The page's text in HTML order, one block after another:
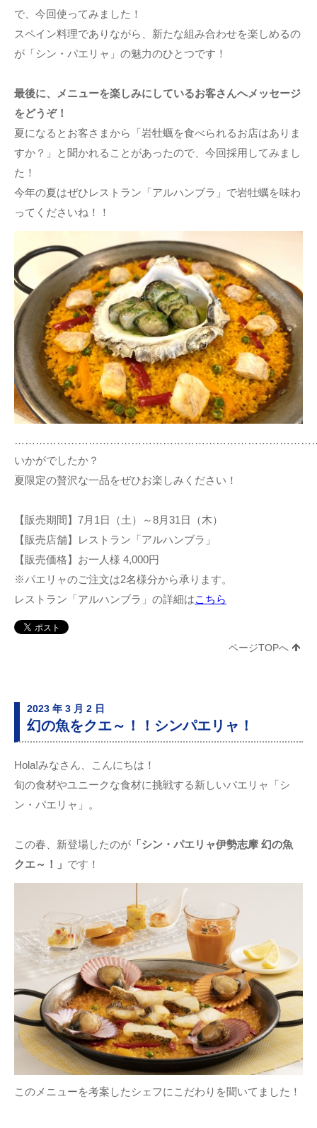
で、今回使ってみました！
スペイン料理でありながら、新たな組み合わせを楽しめるの
が「シン・パエリャ」の魅力のひとつです！
最後に、メニューを楽しみにしているお客さんへメッセージ
をどうぞ！
夏になるとお客さまから「岩牡蠣を食べられるお店はありま
すか？」と聞かれることがあったので、今回採用してみまし
た！
今年の夏はぜひレストラン「アルハンブラ」で岩牡蠣を味わ
ってくださいね！！
いかがでしたか？
夏限定の贅沢な一品をぜひお楽しみください！
【販売期間】7月1日（土）～8月31日（木）
【販売店舗】レストラン「アルハンブラ」
【販売価格】お一人様 4,000円
※パエリャのご注文は2名様分から承ります。
レストラン「アルハンブラ」の詳細はこちら
ページTOPへ
2023 年 3 月 2 日
幻の魚をクエ～！！シンパエリャ！
Hola!みなさん、こんにちは！
旬の食材やユニークな食材に挑戦する新しいパエリャ「シ
ン・パエリャ」。
この春、新登場したのが 「シン・パエリャ伊勢志摩 幻の魚
クエ～！」 です！
このメニューを考案したシェフにこだわりを聞いてました！